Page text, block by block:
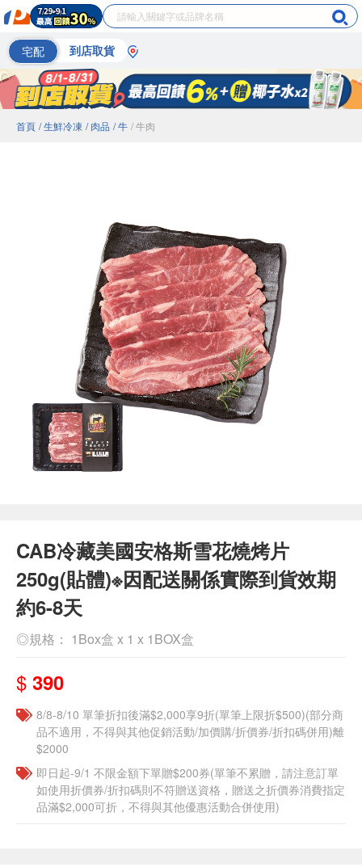
宅配 到店取貨
首頁 / 生鮮冷凍 / 肉品 / 牛 / 牛肉
CAB冷藏美國安格斯雪花燒烤片
250g(貼體)※因配送關係實際到貨效期
約6-8天
◎規格： 1Box盒 x 1 x 1BOX盒
$ 390
8/8-8/10 單筆折扣後滿$2,000享9折(單筆上限折$500)(部分商
品不適用，不得與其他促銷活動/加價購/折價券/折扣碼併用)離
$2000
即日起-9/1 不限金額下單贈$200券(單筆不累贈，請注意訂單
如使用折價券/折扣碼則不符贈送資格，贈送之折價券消費指定
品滿$2,000可折，不得與其他優惠活動合併使用)